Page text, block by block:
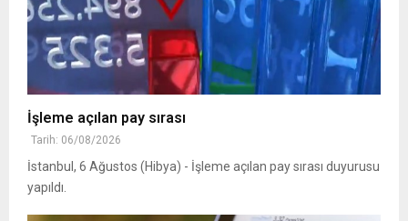
İşleme açılan pay sırası
Tarih: 06/08/2026
İstanbul, 6 Ağustos (Hibya) - İşleme açılan pay sırası duyurusu
yapıldı.